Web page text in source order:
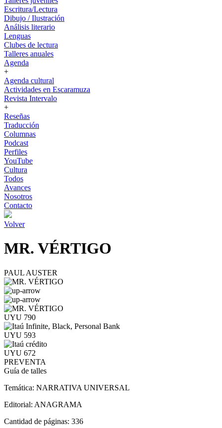
Escritura/Lectura
Dibujo / Ilustración
Análisis literario
Lenguas
Clubes de lectura
Talleres anuales
Agenda
+
Agenda cultural
Actividades en Escaramuza
Revista Intervalo
+
Reseñas
Traducción
Columnas
Podcast
Perfiles
YouTube
Cultura
Todos
Avances
Nosotros
Contacto
Volver
MR. VÉRTIGO
PAUL AUSTER
UYU 790
UYU 593
UYU 672
PREVENTA
Guía de talles
Temática: NARRATIVA UNIVERSAL
Editorial: ANAGRAMA
Cantidad de páginas: 336